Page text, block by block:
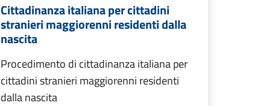
Cittadinanza italiana per cittadini
stranieri maggiorenni residenti dalla
nascita
Procedimento di cittadinanza italiana per
cittadini stranieri maggiorenni residenti
dalla nascita